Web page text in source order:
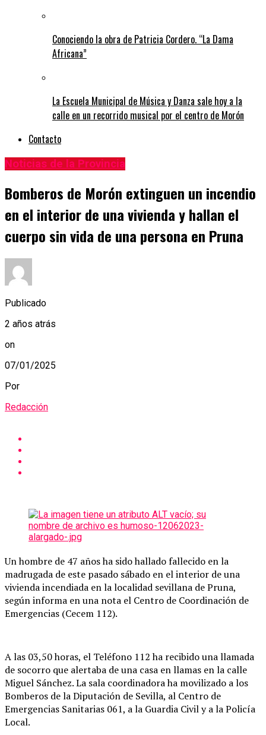
Conociendo la obra de Patricia Cordero. “La Dama
Africana”
La Escuela Municipal de Música y Danza sale hoy a la
calle en un recorrido musical por el centro de Morón
Contacto
Noticias de la Provincia
Bomberos de Morón extinguen un incendio
en el interior de una vivienda y hallan el
cuerpo sin vida de una persona en Pruna
Publicado
2 años atrás
on
07/01/2025
Por
Redacción
Un hombre de 47 años ha sido hallado fallecido en la
madrugada de este pasado sábado en el interior de una
vivienda incendiada en la localidad sevillana de Pruna,
según informa en una nota el Centro de Coordinación de
Emergencias (Cecem 112).
A las 03,50 horas, el Teléfono 112 ha recibido una llamada
de socorro que alertaba de una casa en llamas en la calle
Miguel Sánchez. La sala coordinadora ha movilizado a los
Bomberos de la Diputación de Sevilla, al Centro de
Emergencias Sanitarias 061, a la Guardia Civil y a la Policía
Local.